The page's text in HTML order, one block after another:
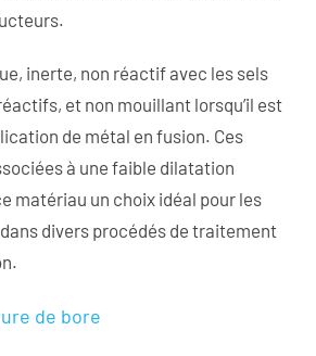
inerte, non réactif avec les sels
et non mouillant lorsqu’il est
de métal en fusion. Ces
à une faible dilatation
matériau un choix idéal pour les
divers procédés de traitement
de bore